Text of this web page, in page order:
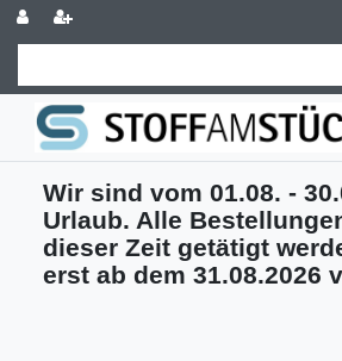
Wir sind vom 01.08. -
Urlaub. Alle
dieser Zeit getätigt
erst ab dem 31.08.2026